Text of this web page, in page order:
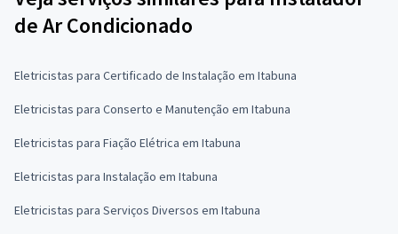
de Ar Condicionado
Eletricistas para Certificado de Instalação em Itabuna
Eletricistas para Conserto e Manutenção em Itabuna
Eletricistas para Fiação Elétrica em Itabuna
Eletricistas para Instalação em Itabuna
Eletricistas para Serviços Diversos em Itabuna